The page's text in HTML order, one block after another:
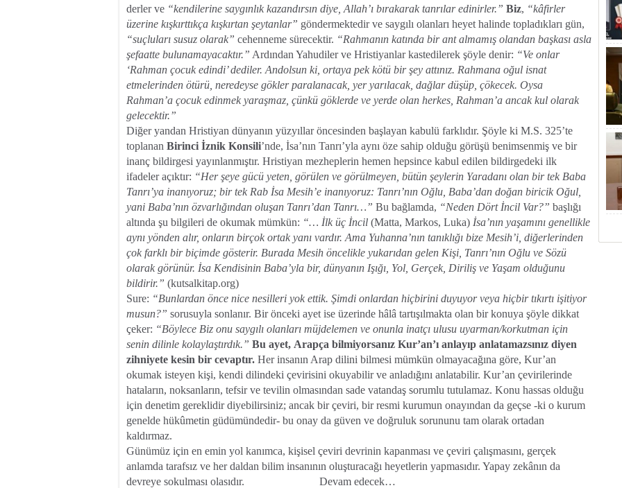
derler ve “kendilerine saygınlık kazandırsın diye, Allah’ı bırakarak tanrılar edinirler.” Biz, “kâfirler
üzerine kışkırttıkça kışkırtan şeytanlar” göndermektedir ve saygılı olanları heyet halinde topladıkları gün,
“suçluları susuz olarak” cehenneme sürecektir. “Rahmanın katında bir ant almamış olandan başkası asla
şefaatte bulunamayacaktır.” Ardından Yahudiler ve Hristiyanlar kastedilerek şöyle denir: “Ve onlar
‘Rahman çocuk edindi’ dediler. Andolsun ki, ortaya pek kötü bir şey attınız. Rahmana oğul isnat
etmelerinden ötürü, neredeyse gökler paralanacak, yer yarılacak, dağlar düşüp, çökecek. Oysa
Rahman’a çocuk edinmek yaraşmaz, çünkü göklerde ve yerde olan herkes, Rahman’a ancak kul olarak
gelecektir.”
Diğer yandan Hristiyan dünyanın yüzyıllar öncesinden başlayan kabulü farklıdır. Şöyle ki M.S. 325’te
toplanan Birinci İznik Konsili’nde, İsa’nın Tanrı’yla aynı öze sahip olduğu görüşü benimsenmiş ve bir
inanç bildirgesi yayınlanmıştır. Hristiyan mezheplerin hemen hepsince kabul edilen bildirgedeki ilk
ifadeler açıktır: “Her şeye gücü yeten, görülen ve görülmeyen, bütün şeylerin Yaradanı olan bir tek Baba
Tanrı’ya inanıyoruz; bir tek Rab İsa Mesih’e inanıyoruz: Tanrı’nın Oğlu, Baba’dan doğan biricik Oğul,
yani Baba’nın özvarlığından oluşan Tanrı’dan Tanrı…” Bu bağlamda, “Neden Dört İncil Var?” başlığı
altında şu bilgileri de okumak mümkün: “… İlk üç İncil (Matta, Markos, Luka) İsa’nın yaşamını genellikle
aynı yönden alır, onların birçok ortak yanı vardır. Ama Yuhanna’nın tanıklığı bize Mesih’i, diğerlerinden
çok farklı bir biçimde gösterir. Burada Mesih öncelikle yukarıdan gelen Kişi, Tanrı’nın Oğlu ve Sözü
olarak görünür. İsa Kendisinin Baba’yla bir, dünyanın Işığı, Yol, Gerçek, Diriliş ve Yaşam olduğunu
bildirir.” (kutsalkitap.org)
Sure: “Bunlardan önce nice nesilleri yok ettik. Şimdi onlardan hiçbirini duyuyor veya hiçbir tıkırtı işitiyor
musun?” sorusuyla sonlanır. Bir önceki ayet ise üzerinde hâlâ tartışılmakta olan bir konuya şöyle dikkat
çeker: “Böylece Biz onu saygılı olanları müjdelemen ve onunla inatçı ulusu uyarman/korkutman için
senin dilinle kolaylaştırdık.” Bu ayet, Arapça bilmiyorsanız Kur’an’ı anlayıp anlatamazsınız diyen
zihniyete kesin bir cevaptır. Her insanın Arap dilini bilmesi mümkün olmayacağına göre, Kur’an
okumak isteyen kişi, kendi dilindeki çevirisini okuyabilir ve anladığını anlatabilir. Kur’an çevirilerinde
hataların, noksanların, tefsir ve tevilin olmasından sade vatandaş sorumlu tutulamaz. Konu hassas olduğu
için denetim gereklidir diyebilirsiniz; ancak bir çeviri, bir resmi kurumun onayından da geçse -ki o kurum
genelde hükûmetin güdümündedir- bu onay da güven ve doğruluk sorununu tam olarak ortadan
kaldırmaz.
Günümüz için en emin yol kanımca, kişisel çeviri devrinin kapanması ve çeviri çalışmasını, gerçek
anlamda tarafsız ve her daldan bilim insanının oluşturacağı heyetlerin yapmasıdır. Yapay zekânın da
devreye sokulması olasıdır. Devam edecek…